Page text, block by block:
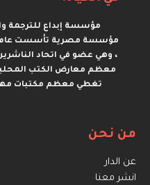
مؤسسة إبداع للترجمة
معظم معارض الكتب المحلية
تغطي معظم مكتبات
من نحن
عن الدار
انشر معنا